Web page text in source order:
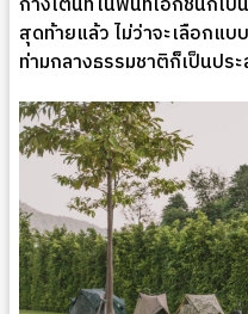
สุดท้ายแล้ว ไม่ว่าจะเลือกแ
ท่ามกลางธรรมชาติก็เป็นป